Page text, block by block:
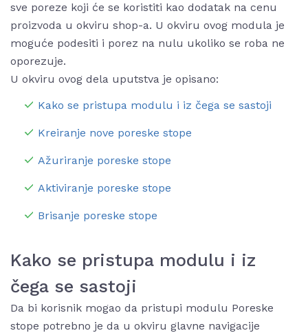
sve poreze koji će se koristiti kao dodatak na cenu
proizvoda u okviru shop-a. U okviru ovog modula je
moguće podesiti i porez na nulu ukoliko se roba ne
oporezuje.
U okviru ovog dela uputstva je opisano:
Kako se pristupa modulu i iz čega se sastoji
Kreiranje nove poreske stope
Ažuriranje poreske stope
Aktiviranje poreske stope
Brisanje poreske stope
Kako se pristupa modulu i iz
čega se sastoji
Da bi korisnik mogao da pristupi modulu Poreske
stope potrebno je da u okviru glavne navigacije